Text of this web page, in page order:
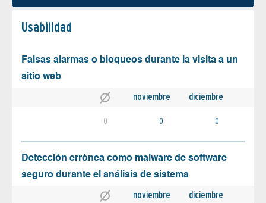
Usabilidad
Falsas alarmas o bloqueos durante la visita a un
sitio web
noviembre diciembre
0 0 0
Detección errónea como malware de software
seguro durante el análisis de sistema
noviembre diciembre